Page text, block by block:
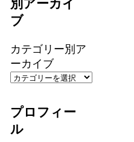
別アーカイ
ブ
カテゴリー別ア
ーカイブ
プロフィー
ル